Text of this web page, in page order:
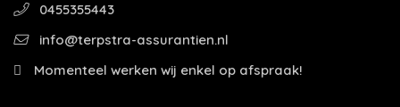
0455355443
info@terpstra-assurantien.nl
Momenteel werken wij enkel op afspraak!